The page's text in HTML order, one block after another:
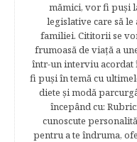
mămici, vor fi puşi
legislative care să
familiei. Cititorii se
frumoasă de viață a
într-un interviu acordat
fi puşi în temă cu
diete şi modă
începând cu:
cunoscute
pentru a te îndruma,